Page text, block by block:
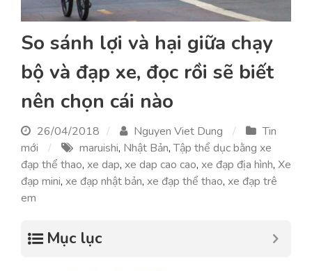
So sánh lợi và hại giữa chạy
bộ và đạp xe, đọc rồi sẽ biết
nên chọn cái nào
26/04/2018 Nguyen Viet Dung
Tin
mới
maruishi, Nhật Bản,Tập thể dục bằng xe
đạp thể thao, xe dap, xe dap cao cao, xe đạp địa hình, Xe
đạp mini, xe đạp nhật bản, xe đạp thể thao, xe đạp trê
em
Mục lục